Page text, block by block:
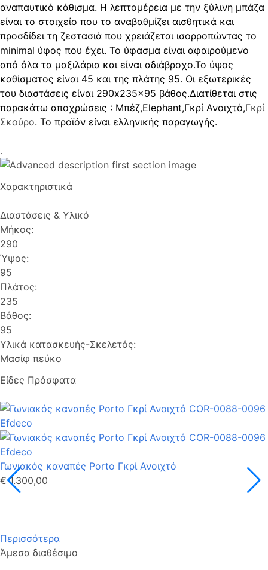
αναπαυτικό κάθισμα. Η λεπτομέρεια με την ξύλινη μπάζα
είναι το στοιχείο που το αναβαθμίζει αισθητικά και
προσδίδει τη ζεστασιά που χρειάζεται ισορροπώντας το
minimal ύφος που έχει. Το ύφασμα είναι αφαιρούμενο
από όλα τα μαξιλάρια και είναι αδιάβροχο.Το ύψος
καθίσματος είναι 45 και της πλάτης 95. Οι εξωτερικές
του διαστάσεις είναι 290x235x95 βάθος.Διατίθεται στις
παρακάτω αποχρώσεις : Μπέζ,Elephant,Γκρί Ανοιχτό,Γκρί
Σκούρο. Το προϊόν είναι ελληνικής παραγωγής.
.
Χαρακτηριστικά
Διαστάσεις & Υλικό
Μήκος:
290
Ύψος:
95
Πλάτος:
235
Βάθος:
95
Υλικά κατασκευής-Σκελετός:
Μασίφ πεύκο
Είδες Πρόσφατα
Γωνιακός καναπές Porto Γκρί Ανοιχτό
€ 1.300,00
Περισσότερα
Άμεσα διαθέσιμο